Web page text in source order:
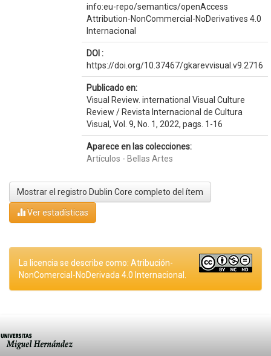
info:eu-repo/semantics/openAccess
Attribution-NonCommercial-NoDerivatives 4.0
Internacional
DOI :
https://doi.org/10.37467/gkarevvisual.v9.2716
Publicado en:
Visual Review. international Visual Culture
Review / Revista Internacional de Cultura
Visual, Vol. 9, No. 1, 2022, pags. 1-16
Aparece en las colecciones:
Artículos - Bellas Artes
Mostrar el registro Dublin Core completo del ítem
Ver estadísticas
La licencia se describe como: Atribución-
NonComercial-NoDerivada 4.0 Internacional.